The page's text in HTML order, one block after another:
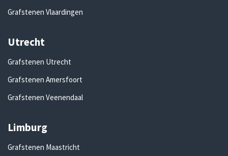
Grafstenen Vlaardingen
Utrecht
Grafstenen Utrecht
Grafstenen Amersfoort
Grafstenen Veenendaal
Limburg
Grafstenen Maastricht